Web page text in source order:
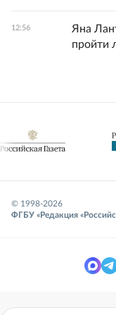
12:56
Яна
пройти
© 1998-2026
ФГБУ «Редакция